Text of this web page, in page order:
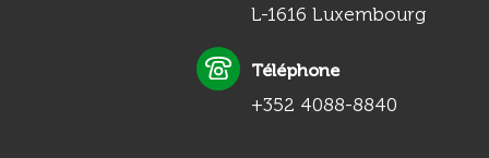
L-1616 Luxembourg
Téléphone
+352 4088-8840